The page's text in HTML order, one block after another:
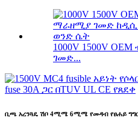
1000V 1500V
ገመድ...
ቢጫ አረንጓዴ ሽቦ 4ሚሜ 6ሚሜ የመዳብ የፀሐይ